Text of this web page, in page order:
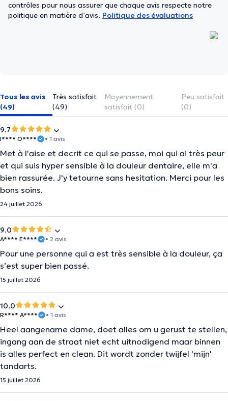
contrôles pour nous assurer que chaque avis respecte notre
politique en matière d’avis. Politique des évaluations
Tous les avis
(49)
Très satisfait
(49)
Moyennement
satisfait (0)
Peu satisfait
(0)
9.7
I**** O**** • 1 avis
Met à l'aise et decrit ce qui se passe, moi qui ai très peur
et qui suis hyper sensible à la douleur dentaire, elle m'a
bien rassurée. J'y tetourne sans hesitation. Merci pour les
bons soins.
24 juillet 2026
9.0
A**** E**** • 2 avis
Pour une personne qui a est très sensible à la douleur, ça
s’est super bien passé.
15 juillet 2026
10.0
R**** A**** • 1 avis
Heel aangename dame, doet alles om u gerust te stellen,
ingang aan de straat niet echt uitnodigend maar binnen
is alles perfect en clean. Dit wordt zonder twijfel 'mijn'
tandarts.
15 juillet 2026